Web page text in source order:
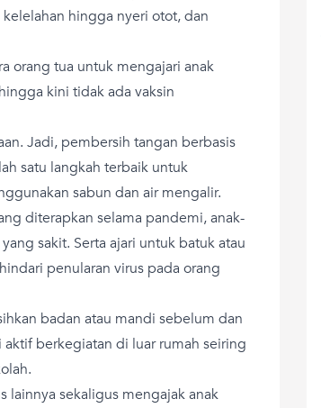
hingga nyeri otot, dan
orang tua untuk mengajari anak
kini tidak ada vaksin
Jadi, pembersih tangan berbasis
satu langkah terbaik untuk
sabun dan air mengalir.
diterapkan selama pandemi, anak-
sakit. Serta ajari untuk batuk atau
penularan virus pada orang
badan atau mandi sebelum dan
aktif berkegiatan di luar rumah seiring
lainnya sekaligus mengajak anak